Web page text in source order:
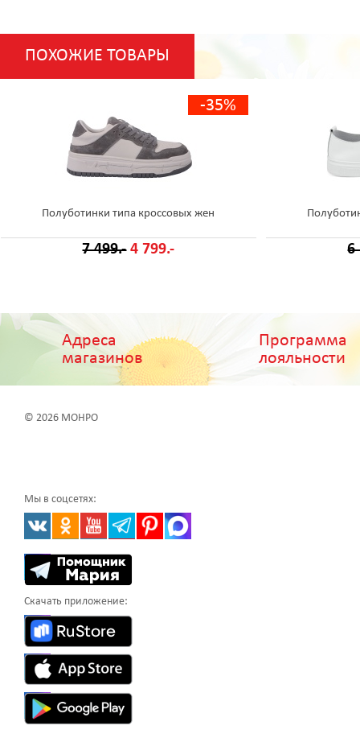
ПОХОЖИЕ ТОВАРЫ
-35%
Полуботинки типа кроссовых жен
7 499.- 4 799.- 6
Адреса
магазинов
Программа
лояльности
© 2026 МОНРО
Мы в соцсетях:
Скачать приложение: